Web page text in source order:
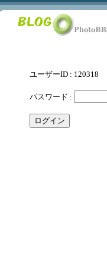
ユーザーID : 120318
パスワード :